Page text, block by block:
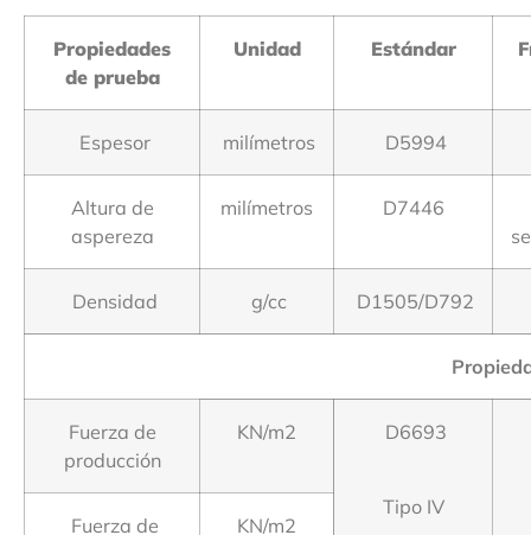
Propiedades
de prueba
Unidad Estándar
Espesor milímetros D5994
Altura de
aspereza
milímetros
D7446
Densidad g/cc D1505/D792
Fuerza de
producción
KN/m2 D6693
Tipo IV
Fuerza de
KN/m2